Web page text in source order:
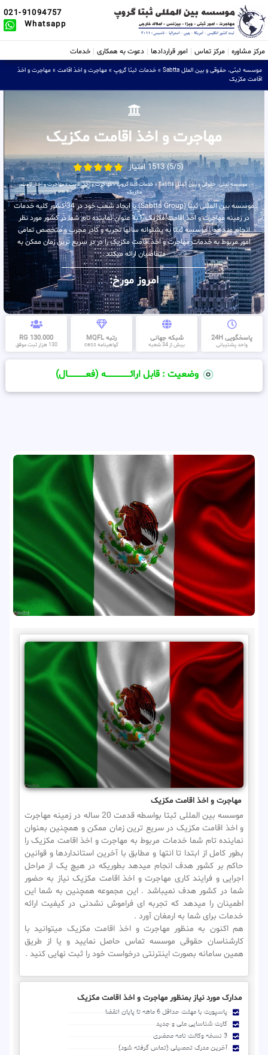
021-91094757
Whatsapp
مرکز مشاوره مرکز تماس امور قراردادها دعوت به همکاری خدمات
موسسه ثبتی، حقوقی و بین الملل Sabtta » خدمات ثبتا گروپ » مهاجرت و اخذ اقامت » مهاجرت و اخذ
اقامت مکزیک
مهاجرت و اخذ اقامت مکزیک
(5/5) 1513 امتیاز
موسسه ثبتی، حقوقی و بین الملل Sabtta »خدمات ثبتا گروپ»مهاجرت و اخذ اقامت»مهاجرت و اخذ اقامت
مکزیک
موسسه بین المللی ثبتا (Sabtta Group) با ایجاد شعب خود در 34 کشور کلیه خدمات
در زمینه مهاجرت و اخذ اقامت مکزیک را به عنوان نماینده تام شما در کشور مورد نظر
انجام میدهد . موسسه ثبتا به پشتوانه سالها تجربه و کادر مجرب و متخصص تمامی
امور مربوط به خدمات مهاجرت و اخذ اقامت مکزیک را در در سریع ترین زمان ممکن به
متقاضیان ارائه میکند .
امروز مورخ:
پاسخگویی 24H
واحد پشتیبانی
شبکه جهانی
بیش از 34 شعبه
رتبه MQFL
گواهینامه cess
130.000 RG
130 هزار ثبت موفق
وضعیت : قابل ارائــــــــــــــــــــه (فعـــــــــــــــال)
مهاجرت و اخذ اقامت مکزیک
موسسه بین المللی ثبتا بواسطه قدمت 20 ساله در زمینه مهاجرت
و اخذ اقامت مکزیک در سریع ترین زمان ممکن و همچنین بعنوان
نماینده تام شما خدمات مربوط به مهاجرت و اخذ اقامت مکزیک را
بطور کامل از ابتدا تا انتها و مطابق با آخرین استانداردها و قوانین
حاکم بر کشور هدف انجام میدهد بطوریکه در هیچ یک از مراحل
اجرایی و فرایند کاری مهاجرت و اخذ اقامت مکزیک نیاز به حضور
شما در کشور هدف نمیباشد . این مجموعه همچنین به شما این
اطمینان را میدهد که تجربه ای فراموش نشدنی در کیفیت ارائه
خدمات برای شما به ارمغان آورد .
هم اکنون به منظور مهاجرت و اخذ اقامت مکزیک میتوانید با
کارشناسان حقوقی موسسه تماس حاصل نمایید و یا از طریق
همین سامانه بصورت اینترنتی درخواست خود را ثبت نهایی کنید .
مدارک مورد نیاز بمنظور مهاجرت و اخذ اقامت مکزیک
پاسپورت با مهلت حداقل 6 ماهه تا پایان انقضا
کارت شناسایی ملی و جدید
3 نسخه وکالت نامه محضری
آخرین مدرک تحصیلی (تماس گرفته شود)